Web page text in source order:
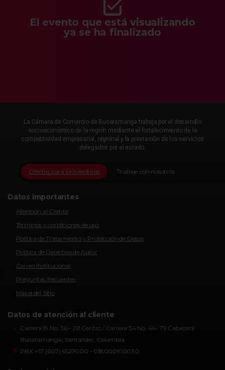
El evento que está visualizando
ya se ha finalizado
La Cámara de Comercio de Bucaramanga trabaja por el desarrollo
socioeconómico de la región mediante el fortalecimiento de la
competitividad empresarial, regional y la prestación de los servicios
delegados por el estado.
Trabaje con nosotros
Ofertas para proveedores
Datos importantes
Atencion al Cliente
Términos y condiciones de uso
Política de Tratamiento y Protección de Datos
Política de Derechos de Autor
Correo Institucional
Preguntas frecuentes
Mapa del Sitio
Datos de atención al cliente
Carrera 19 No. 36 - 20 Centro / Carrera 34 No. 44- 79 Cabecera
Bucaramanga, Santander, Colombia
PBX +57 (607) 6527000 - 018000910030